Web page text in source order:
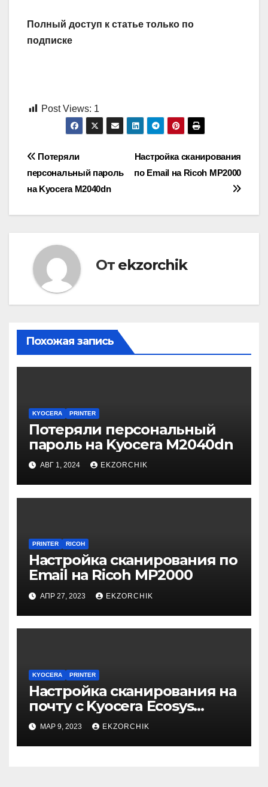
Полный доступ к статье только по
подписке
Post Views: 1
Навигация
по
записям
Настройка сканирования
по Email на Ricoh MP2000
Потеряли
персональный пароль
на Kyocera M2040dn
От ekzorchik
Похожая запись
KYOCERA PRINTER
Потеряли персональный
пароль на Kyocera M2040dn
АВГ 1, 2024 EKZORCHIK
PRINTER RICOH
Настройка сканирования по
Email на Ricoh MP2000
АПР 27, 2023 EKZORCHIK
KYOCERA PRINTER
Настройка сканирования на
почту с Kyocera Ecosys
M2040DN
МАР 9, 2023 EKZORCHIK